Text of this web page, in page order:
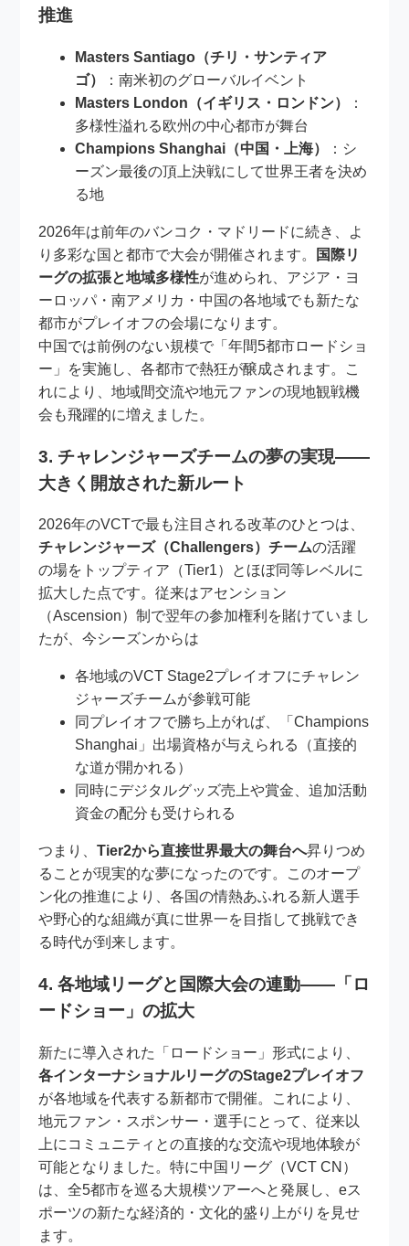
推進
Masters Santiago（チリ・サンティア
ゴ）
：南米初のグローバルイベント
Masters London（イギリス・ロンドン）
：
多様性溢れる欧州の中心都市が舞台
Champions Shanghai（中国・上海）
：シ
ーズン最後の頂上決戦にして世界王者を決め
る地
2026年は前年のバンコク・マドリードに続き、よ
り多彩な国と都市で大会が開催されます。
国際リ
ーグの拡張と地域多様性が進められ、アジア・ヨ
ーロッパ・南アメリカ・中国の各地域でも新たな
都市がプレイオフの会場になります。
中国では前例のない規模で「年間5都市ロードショ
ー」を実施し、各都市で熱狂が醸成されます。こ
れにより、地域間交流や地元ファンの現地観戦機
会も飛躍的に増えました。
3. チャレンジャーズチームの夢の実現——
大きく開放された新ルート
2026年のVCTで最も注目される改革のひとつは、
チャレンジャーズ（Challengers）チームの活躍
の場をトップティア（Tier1）とほぼ同等レベルに
拡大した点です。従来はアセンション
（Ascension）制で翌年の参加権利を賭けていまし
たが、今シーズンからは
各地域のVCT Stage2プレイオフにチャレン
ジャーズチームが参戦可能
同プレイオフで勝ち上がれば、「Champions
Shanghai」出場資格が与えられる（直接的
な道が開かれる）
同時にデジタルグッズ売上や賞金、追加活動
資金の配分も受けられる
つまり、Tier2から直接世界最大の舞台へ昇りつめ
ることが現実的な夢になったのです。このオープ
ン化の推進により、各国の情熱あふれる新人選手
や野心的な組織が真に世界一を目指して挑戦でき
る時代が到来します。
4. 各地域リーグと国際大会の連動——「ロ
ードショー」の拡大
新たに導入された「ロードショー」形式により、
各インターナショナルリーグのStage2プレイオフ
が各地域を代表する新都市で開催。これにより、
地元ファン・スポンサー・選手にとって、従来以
上にコミュニティとの直接的な交流や現地体験が
可能となりました。特に中国リーグ（VCT CN）
は、全5都市を巡る大規模ツアーへと発展し、eス
ポーツの新たな経済的・文化的盛り上がりを見せ
ます。